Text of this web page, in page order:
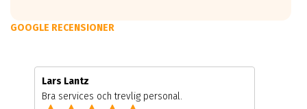
GOOGLE RECENSIONER
Lars Lantz
Bra services och trevlig personal.